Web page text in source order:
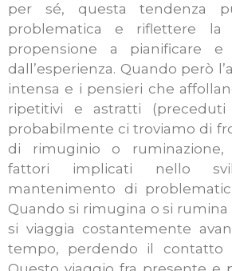
per sé, questa tendenza
problematica e riflettere la
propensione a pianificare e
dall’esperienza. Quando però
intensa e i pensieri che
ripetitivi e astratti (preceduti
probabilmente ci troviamo di
di rimuginio o
fattori implicati nello
mantenimento di
Quando si rimugina o si
si viaggia costantemente
tempo, perdendo il contatto